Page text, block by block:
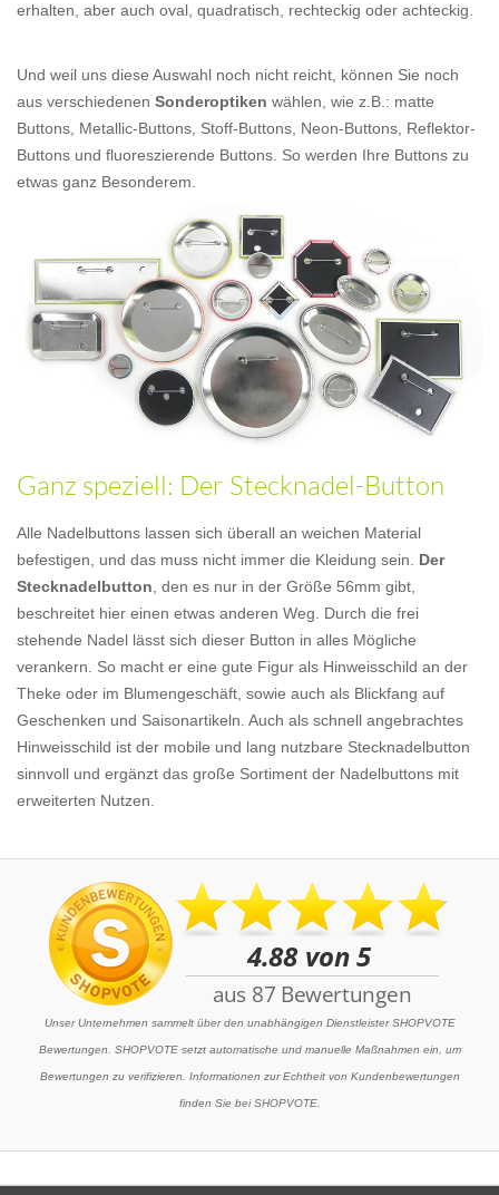
erhalten, aber auch oval, quadratisch, rechteckig oder achteckig.
Und weil uns diese Auswahl noch nicht reicht, können Sie noch
aus verschiedenen Sonderoptiken wählen, wie z.B.: matte
Buttons, Metallic-Buttons, Stoff-Buttons, Neon-Buttons, Reflektor-
Buttons und fluoreszierende Buttons. So werden Ihre Buttons zu
etwas ganz Besonderem.
Ganz speziell: Der Stecknadel-Button
Alle Nadelbuttons lassen sich überall an weichen Material
befestigen, und das muss nicht immer die Kleidung sein. Der
Stecknadelbutton , den es nur in der Größe 56mm gibt,
beschreitet hier einen etwas anderen Weg. Durch die frei
stehende Nadel lässt sich dieser Button in alles Mögliche
verankern. So macht er eine gute Figur als Hinweisschild an der
Theke oder im Blumengeschäft, sowie auch als Blickfang auf
Geschenken und Saisonartikeln. Auch als schnell angebrachtes
Hinweisschild ist der mobile und lang nutzbare Stecknadelbutton
sinnvoll und ergänzt das große Sortiment der Nadelbuttons mit
erweiterten Nutzen.
Unser Unternehmen sammelt über den unabhängigen Dienstleister SHOPVOTE
Bewertungen. SHOPVOTE setzt automatische und manuelle Maßnahmen ein, um
Bewertungen zu verifizieren. Informationen zur Echtheit von Kundenbewertungen
finden Sie bei SHOPVOTE.